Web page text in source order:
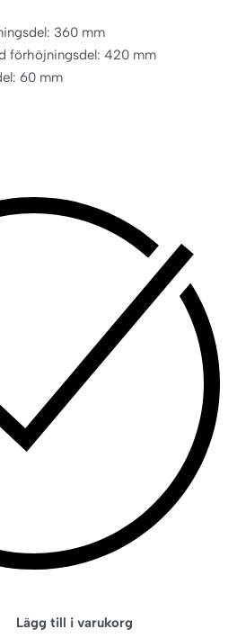
360 mm
förhöjningsdel: 420 mm
60 mm
Lägg till i varukorg